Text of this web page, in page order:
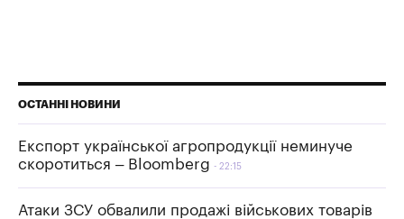
ОСТАННІ НОВИНИ
Експорт української агропродукції неминуче
скоротиться – Bloomberg
22:15
Атаки ЗСУ обвалили продажі військових товарів